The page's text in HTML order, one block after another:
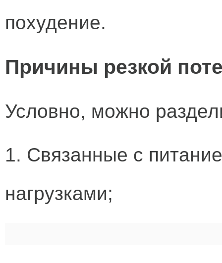
похудение.
Причины резкой
Условно, можно
1. Связанные с
нагрузками;